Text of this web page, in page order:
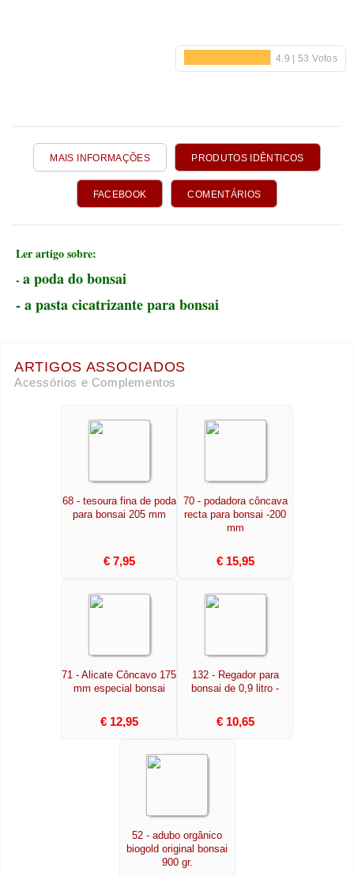
MAIS INFORMAÇÕES PRODUTOS IDÊNTICOS
FACEBOOK COMENTÁRIOS
Ler artigo sobre:
- a poda do bonsai
-a pasta cicatrizante para bonsai
ARTIGOS ASSOCIADOS
Acessórios e Complementos
68 - tesoura fina de poda
para bonsai 205 mm
€ 7,95
70 - podadora côncava
recta para bonsai -200
mm
€ 15,95
71 - Alicate Côncavo 175
mm especial bonsai
€ 12,95
132 - Regador para
bonsai de 0,9 litro -
€ 10,65
52 - adubo orgânico
biogold original bonsai
900 gr.